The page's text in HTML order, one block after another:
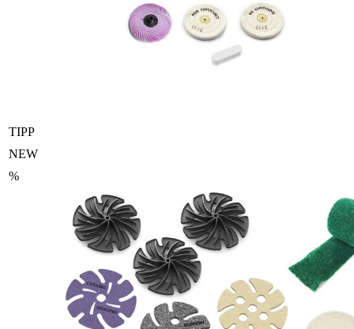
TIPP
NEW
%